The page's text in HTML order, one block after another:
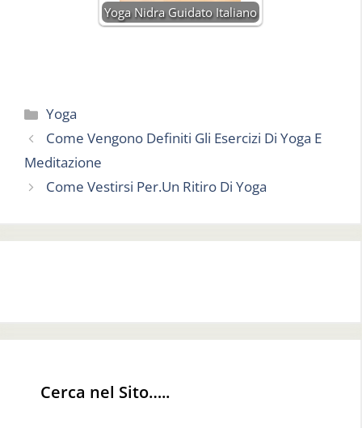
Yoga Nidra Guidato Italiano
Categorie
Yoga
Come Vengono Definiti Gli Esercizi Di Yoga E
Meditazione
Come Vestirsi Per.Un Ritiro Di Yoga
Cerca nel Sito…..